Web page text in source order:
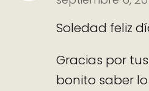
Soledad feliz
Gracias por
bonito saber